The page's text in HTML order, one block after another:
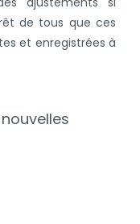
de tous que ces
et enregistrées à